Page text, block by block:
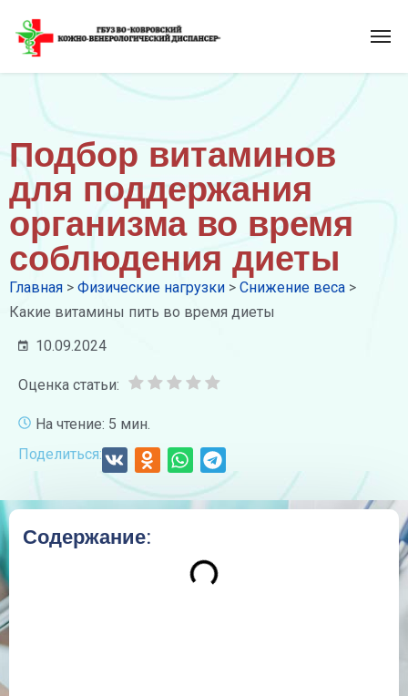
Подбор витаминов
для поддержания
организма во время
соблюдения диеты
Главная > Физические нагрузки > Снижение веса >
Какие витамины пить во время диеты
10.09.2024
Оценка статьи:
На чтение: 5 мин.
Поделиться:
Содержание: